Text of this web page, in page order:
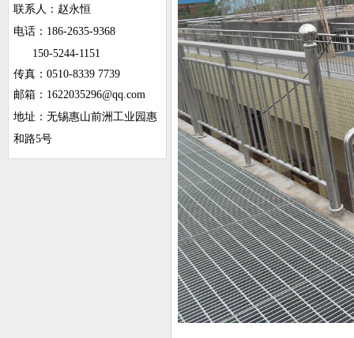
联系人：赵永恒
电话： 186-2635-9368
150-5244-1151
传真：0510-8339 7739
邮箱：1622035296@qq.com
地址：无锡惠山前洲工业园惠
和路5号